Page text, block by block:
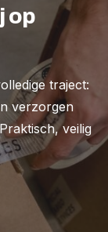
op
traject:
verzorgen
veilig